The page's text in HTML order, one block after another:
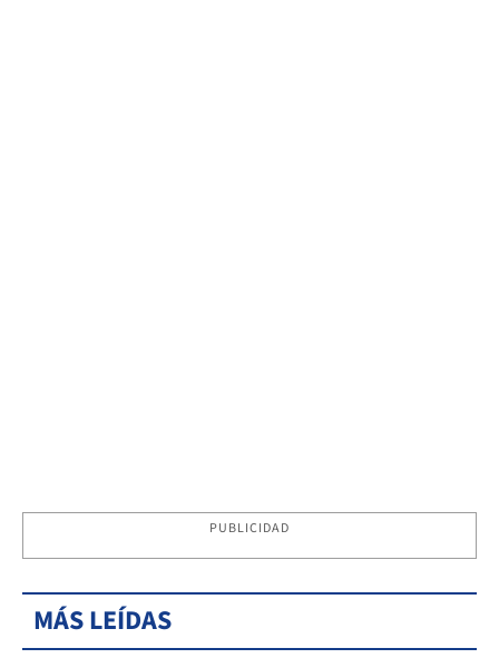
PUBLICIDAD
MÁS LEÍDAS